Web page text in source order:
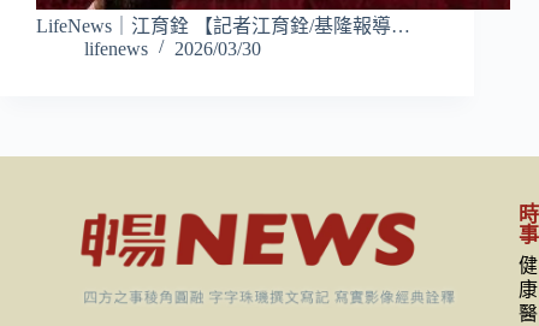
LifeNews｜江育銓 【記者江育銓/基隆報導…
lifenews
2026/03/30
時
事
健
康
醫